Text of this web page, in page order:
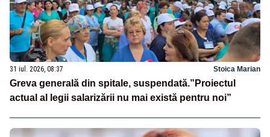
31 iul. 2026, 08:37 Stoica Marian
Greva generală din spitale, suspendată.”Proiectul
actual al legii salarizării nu mai există pentru noi”